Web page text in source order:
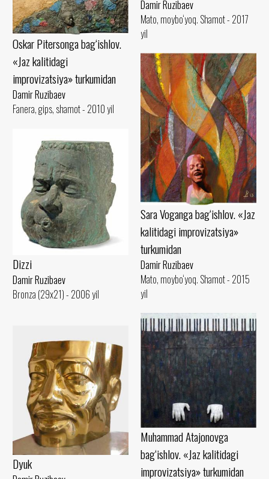
Damir Ruzibaev
Mato, moybo‘yoq. Shamot - 2017
yil
Oskar Pitersonga bag‘ishlov.
«Jaz kalitidagi
improvizatsiya» turkumidan
Damir Ruzibaev
Fanera, gips, shamot - 2010 yil
Sara Voganga bag‘ishlov. «Jaz
kalitidagi improvizatsiya»
turkumidan
Damir Ruzibaev
Mato, moybo‘yoq. Shamot - 2015
yil
Dizzi
Damir Ruzibaev
Bronza (29x21) - 2006 yil
Muhammad Atajonovga
bag‘ishlov. «Jaz kalitidagi
improvizatsiya» turkumidan
Dyuk